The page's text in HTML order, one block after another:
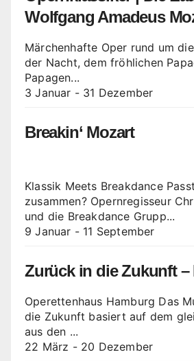
Wolfgang Amadeus
Märchenhafte Oper rund um
der Nacht, dem fröhlichen
Papagen...
3 Januar - 31 Dezember
Breakin‘ Mozart
Klassik Meets Breakdance
zusammen? Opernregisseur
und die Breakdance Grupp...
9 Januar - 11 September
Zurück in die Zukunft –
Operettenhaus Hamburg Das
die Zukunft basiert auf dem
aus den ...
22 März - 20 Dezember